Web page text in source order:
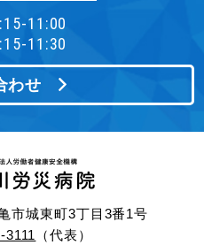
11:00
11:30
わせ
市城東町3丁目3番1号
3111 （代表）